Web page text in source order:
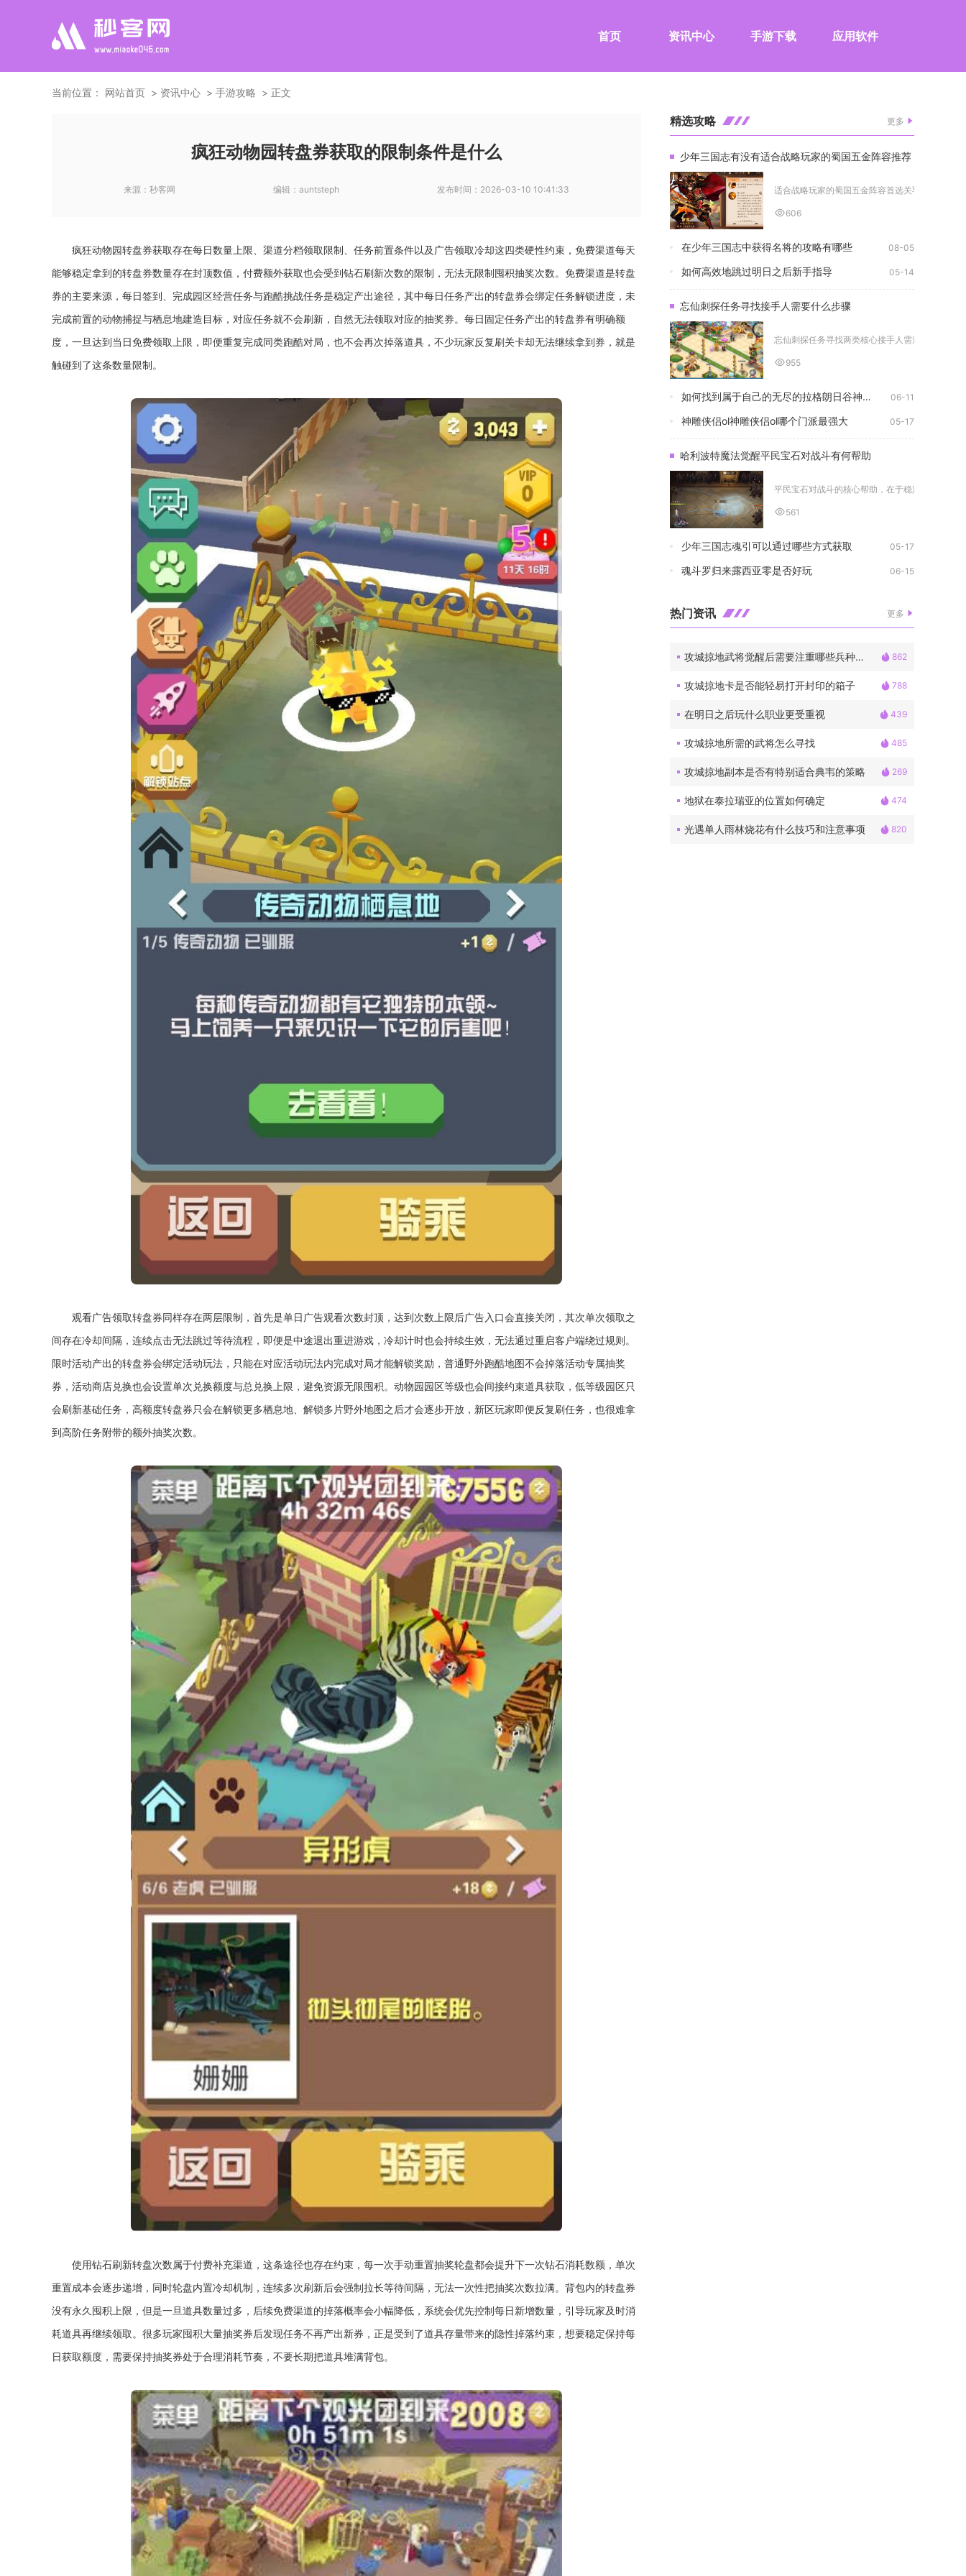
首页 资讯中心 手游下载 应用软件
当前位置： 网站首页 资讯中心 手游攻略 正文
疯狂动物园转盘券获取的限制条件是什么
来源： 秒客网 编辑： auntsteph 发布时间： 2026-03-10 10:41:33
疯狂动物园转盘券获取存在每日数量上限、渠道分档领取限制、任务前置条件以及广告领取冷却这四类硬性约束，免费渠道每天
能够稳定拿到的转盘券数量存在封顶数值，付费额外获取也会受到钻石刷新次数的限制，无法无限制囤积抽奖次数。免费渠道是转盘
券的主要来源，每日签到、完成园区经营任务与跑酷挑战任务是稳定产出途径，其中每日任务产出的转盘券会绑定任务解锁进度，未
完成前置的动物捕捉与栖息地建造目标，对应任务就不会刷新，自然无法领取对应的抽奖券。每日固定任务产出的转盘券有明确额
度，一旦达到当日免费领取上限，即便重复完成同类跑酷对局，也不会再次掉落道具，不少玩家反复刷关卡却无法继续拿到券，就是
触碰到了这条数量限制。
观看广告领取转盘券同样存在两层限制，首先是单日广告观看次数封顶，达到次数上限后广告入口会直接关闭，其次单次领取之
间存在冷却间隔，连续点击无法跳过等待流程，即便是中途退出重进游戏，冷却计时也会持续生效，无法通过重启客户端绕过规则。
限时活动产出的转盘券会绑定活动玩法，只能在对应活动玩法内完成对局才能解锁奖励，普通野外跑酷地图不会掉落活动专属抽奖
券，活动商店兑换也会设置单次兑换额度与总兑换上限，避免资源无限囤积。动物园园区等级也会间接约束道具获取，低等级园区只
会刷新基础任务，高额度转盘券只会在解锁更多栖息地、解锁多片野外地图之后才会逐步开放，新区玩家即便反复刷任务，也很难拿
到高阶任务附带的额外抽奖次数。
使用钻石刷新转盘次数属于付费补充渠道，这条途径也存在约束，每一次手动重置抽奖轮盘都会提升下一次钻石消耗数额，单次
重置成本会逐步递增，同时轮盘内置冷却机制，连续多次刷新后会强制拉长等待间隔，无法一次性把抽奖次数拉满。背包内的转盘券
没有永久囤积上限，但是一旦道具数量过多，后续免费渠道的掉落概率会小幅降低，系统会优先控制每日新增数量，引导玩家及时消
耗道具再继续领取。很多玩家囤积大量抽奖券后发现任务不再产出新券，正是受到了道具存量带来的隐性掉落约束，想要稳定保持每
日获取额度，需要保持抽奖券处于合理消耗节奏，不要长期把道具堆满背包。
精选攻略 更多
少年三国志有没有适合战略玩家的蜀国五金阵容推荐
适合战略玩家的蜀国五金阵容首选关羽、诸葛亮
606
在少年三国志中获得名将的攻略有哪些 08-05
如何高效地跳过明日之后新手指导 05-14
忘仙刺探任务寻找接手人需要什么步骤
忘仙刺探任务寻找两类核心接手人需遵循四段连
955
如何找到属于自己的无尽的拉格朗日谷神奶妈 06-11
神雕侠侣ol神雕侠侣ol哪个门派最强大 05-17
哈利波特魔法觉醒平民宝石对战斗有何帮助
平民宝石对战斗的核心帮助，在于稳定补充关键
561
少年三国志魂引可以通过哪些方式获取 05-17
魂斗罗归来露西亚零是否好玩 06-15
热门资讯 更多
攻城掠地武将觉醒后需要注重哪些兵种搭配 862
攻城掠地卡是否能轻易打开封印的箱子 788
在明日之后玩什么职业更受重视 439
攻城掠地所需的武将怎么寻找 485
攻城掠地副本是否有特别适合典韦的策略 269
地狱在泰拉瑞亚的位置如何确定 474
光遇单人雨林烧花有什么技巧和注意事项 820